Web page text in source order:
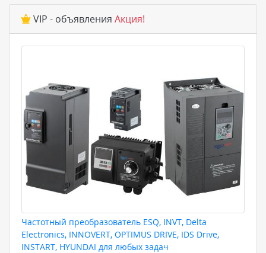
VIP - объявления Акция!
Частотный преобразователь ESQ, INVT, Delta
Electronics, INNOVERT, OPTIMUS DRIVE, IDS Drive,
INSTART, HYUNDAI для любых задач